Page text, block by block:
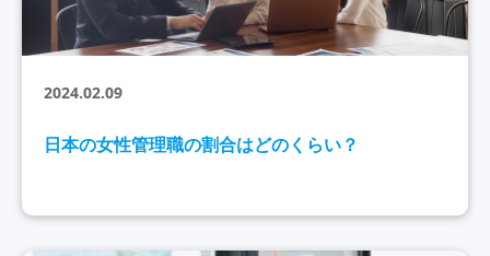
2024.02.09
日本の女性管理職の割合はどのくらい？